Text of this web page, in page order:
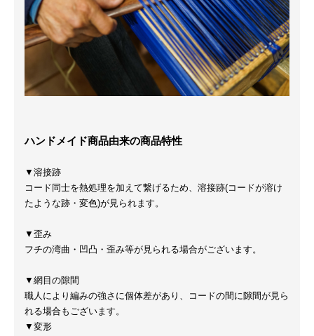
ハンドメイド商品由来の商品特性
▼溶接跡
コード同士を熱処理を加えて繋げるため、溶接跡(コードが溶け
たような跡・変色)が見られます。
▼歪み
フチの湾曲・凹凸・歪み等が見られる場合がございます。
▼網目の隙間
職人により編みの強さに個体差があり、コードの間に隙間が見ら
れる場合もございます。
▼変形